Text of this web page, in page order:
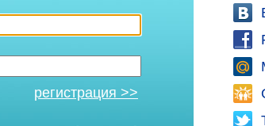
регистрация >>